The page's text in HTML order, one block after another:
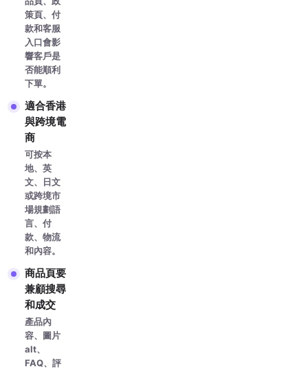
策頁、付
款和客服
入口會影
響客戶是
否能順利
下單。
適合香港
與跨境電
商
可按本
地、英
文、日文
或跨境市
場規劃語
言、付
款、物流
和內容。
商品頁要
兼顧搜尋
和成交
產品內
容、圖片
alt、
FAQ、評